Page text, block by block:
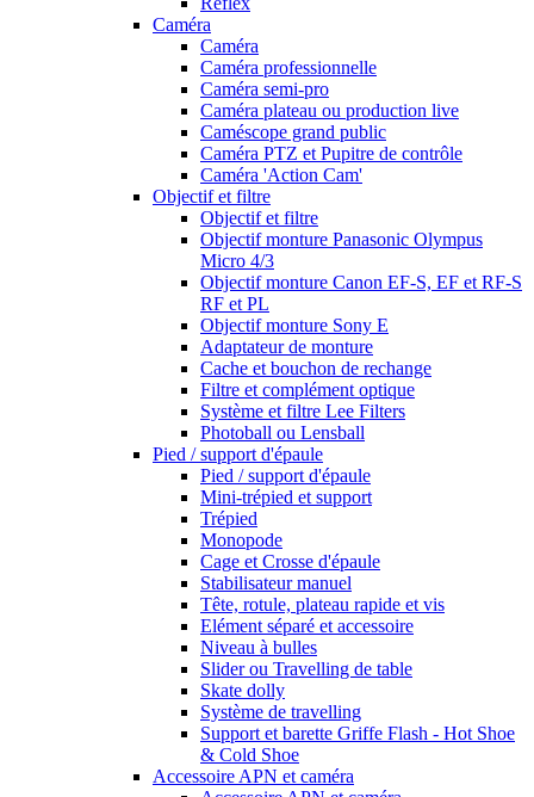
Caméra
Caméra
Caméra professionnelle
Caméra semi-pro
Caméra plateau ou production live
Caméscope grand public
Caméra PTZ et Pupitre de contrôle
Caméra 'Action Cam'
Objectif et filtre
Objectif et filtre
Objectif monture Panasonic Olympus
Micro 4/3
Objectif monture Canon EF-S, EF et RF-S
RF et PL
Objectif monture Sony E
Adaptateur de monture
Cache et bouchon de rechange
Filtre et complément optique
Système et filtre Lee Filters
Photoball ou Lensball
Pied / support d'épaule
Pied / support d'épaule
Mini-trépied et support
Trépied
Monopode
Cage et Crosse d'épaule
Stabilisateur manuel
Tête, rotule, plateau rapide et vis
Elément séparé et accessoire
Niveau à bulles
Slider ou Travelling de table
Skate dolly
Système de travelling
Support et barette Griffe Flash - Hot Shoe
& Cold Shoe
Accessoire APN et caméra